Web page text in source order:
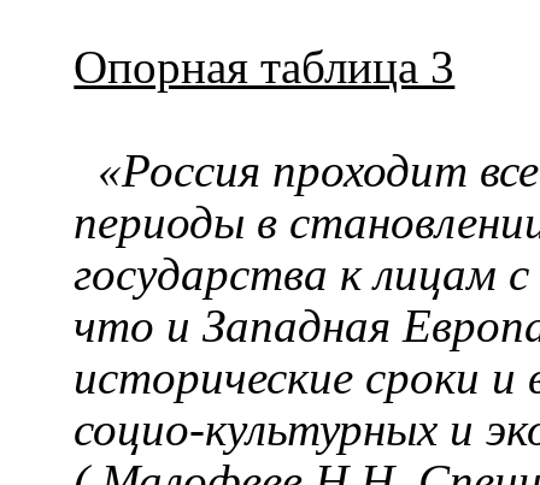
Опорная таблица 3
«Россия проходит
периоды в
государства к лицам
что и Западная
исторические сроки
социо-культурных и